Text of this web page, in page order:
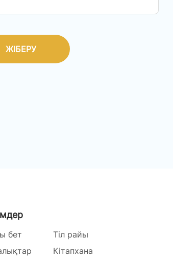
ЖІБЕРУ
бет
Тіл райы
Кітапхана